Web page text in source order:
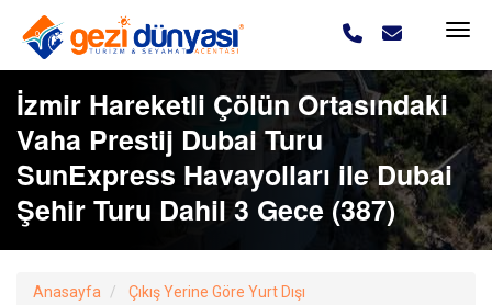
İzmir Hareketli Çölün Ortasındaki
Vaha Prestij Dubai Turu
SunExpress Havayolları ile Dubai
Şehir Turu Dahil 3 Gece (387)
Anasayfa
Çıkış Yerine Göre Yurt Dışı